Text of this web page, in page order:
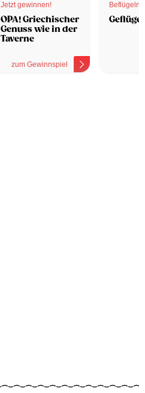
Jetzt gewinnen!
OPA! Griechischer
Genuss wie in der
Taverne
zum Gewinnspiel